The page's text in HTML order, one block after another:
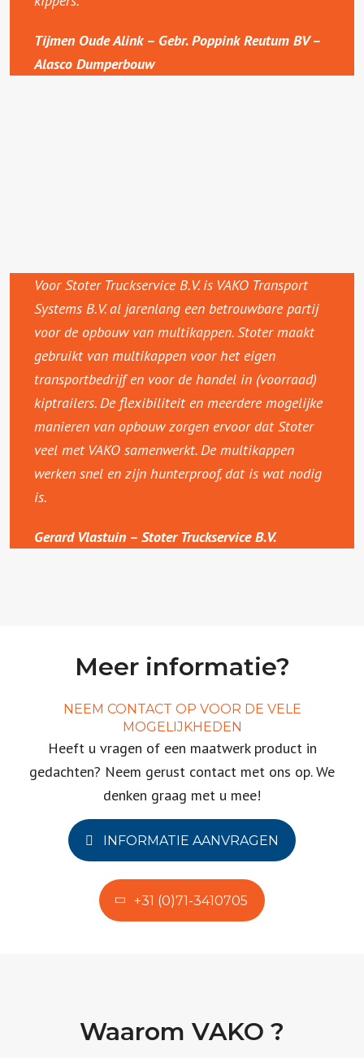
Tijmen Oude Alink – Gebr. Poppink Reutum BV –
Alasco Dumperbouw
Voor Stoter Truckservice B.V. is VAKO Transport
Systems B.V. al jarenlang een betrouwbare partij
voor de opbouw van multikappen. Stoter maakt
gebruikt van multikappen voor het eigen
transportbedrijf en voor de handel in (voorraad)
kiptrailers. De flexibiliteit en meerdere mogelijke
manieren van opbouw zorgen ervoor dat Stoter
veel met VAKO samenwerkt. De multikappen
werken snel en zijn hunterproof, dat is wat nodig
is.
Gerard Vlastuin – Stoter Truckservice B.V.
Meer informatie?
NEEM CONTACT OP VOOR DE VELE
MOGELIJKHEDEN
Heeft u vragen of een maatwerk product in
gedachten? Neem gerust contact met ons op. We
denken graag met u mee!
INFORMATIE AANVRAGEN
+31 (0)71-3410705
Waarom VAKO ?